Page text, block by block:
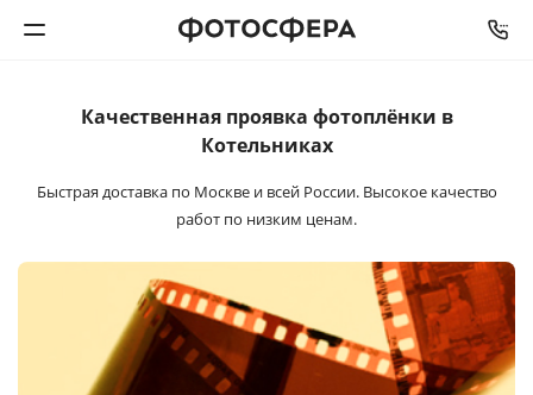
Печать фото
Фотокниги
Интерьерная печать
Фотоподарки
Качественная проявка фотоплёнки в
Котельниках
Быстрая доставка по Москве и всей России. Высокое качество
работ по низким ценам.